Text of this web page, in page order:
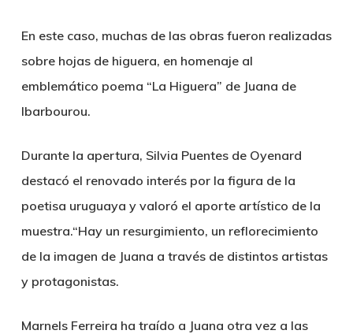
En este caso, muchas de las obras fueron realizadas
sobre hojas de higuera, en homenaje al
emblemático poema “La Higuera” de Juana de
Ibarbourou.
Durante la apertura, Silvia Puentes de Oyenard
destacó el renovado interés por la figura de la
poetisa uruguaya y valoró el aporte artístico de la
muestra.“Hay un resurgimiento, un reflorecimiento
de la imagen de Juana a través de distintos artistas
y protagonistas.
Marnels Ferreira ha traído a Juana otra vez a las